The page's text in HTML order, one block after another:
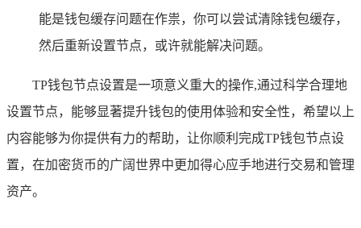
能是钱包缓存问题在作祟，你可以尝试清除钱包缓存，
然后重新设置节点，或许就能解决问题。
TP钱包节点设置是一项意义重大的操作,通过科学合理地
设置节点，能够显著提升钱包的使用体验和安全性，希望以上
内容能够为你提供有力的帮助，让你顺利完成TP钱包节点设
置，在加密货币的广阔世界中更加得心应手地进行交易和管理
资产。